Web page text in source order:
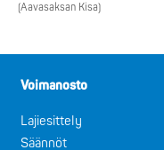
(Aavasaksan Kisa)
Voimanosto
Lajiesittely
Säännöt